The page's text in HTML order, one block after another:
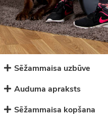
Sēžammaisa uzbūve
Auduma apraksts
Sēžammaisa kopšana